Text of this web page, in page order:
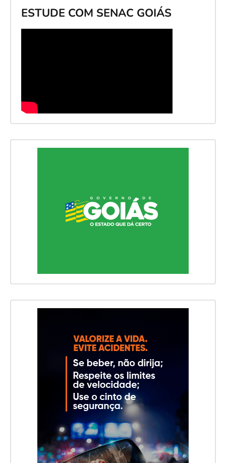
ESTUDE COM SENAC GOIÁS